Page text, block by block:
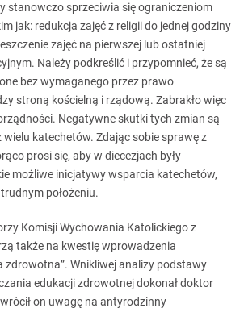
stanowczo sprzeciwia się ograniczeniom
jak: redukcja zajęć z religii do jednej godziny
zajęć na pierwszej lub ostatniej
Należy podkreślić i przypomnieć, że są
bez wymaganego przez prawo
stroną kościelną i rządową. Zabrakło więc
Negatywne skutki tych zmian są
wielu katechetów. Zdając sobie sprawę z
prosi się, aby w diecezjach były
możliwe inicjatywy wsparcia katechetów,
położeniu.
Komisji Wychowania Katolickiego z
także na kwestię wprowadzenia
zdrowotna”. Wnikliwej analizy podstawy
edukacji zdrowotnej dokonał doktor
on uwagę na antyrodzinny